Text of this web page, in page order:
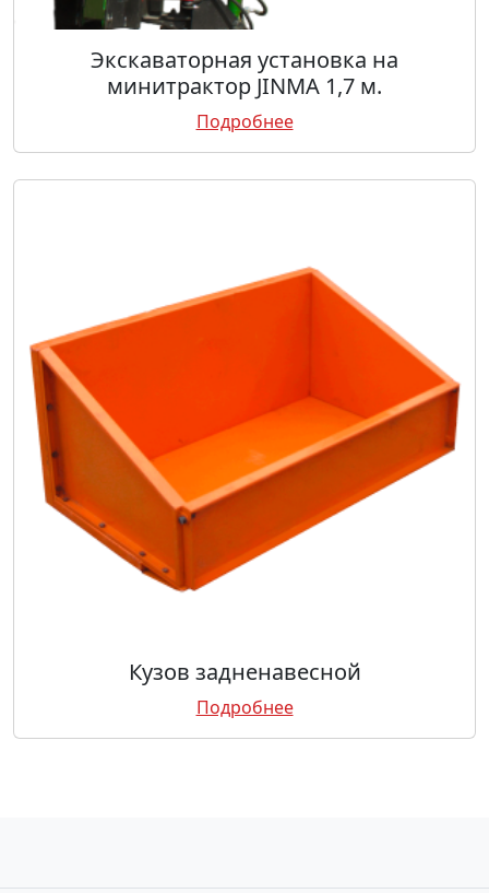
Экскаваторная установка на
минитрактор JINMA 1,7 м.
Подробнее
Кузов задненавесной
Подробнее